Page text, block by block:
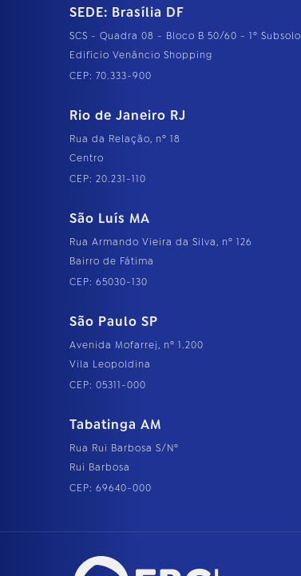
SEDE: Brasília DF
SCS - Quadra 08 - Bloco B 50/60 - 1º Subsolo
Edifício Venâncio Shopping
CEP: 70.333-900
Rio de Janeiro RJ
Rua da Relação, nº 18
Centro
CEP: 20.231-110
São Luís MA
Rua Armando Vieira da Silva, nº 126
Bairro de Fátima
CEP: 65030-130
São Paulo SP
Avenida Mofarrej, nº 1.200
Vila Leopoldina
CEP: 05311-000
Tabatinga AM
Rua Rui Barbosa S/Nº
Rui Barbosa
CEP: 69640-000